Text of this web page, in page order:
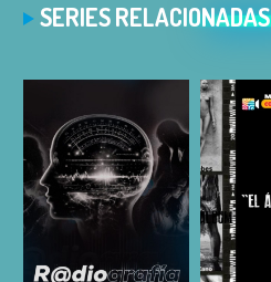
SERIES RELACIONADAS